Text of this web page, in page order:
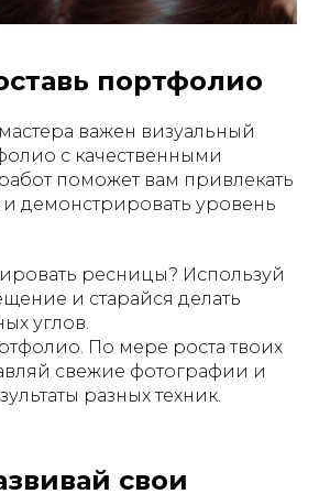
портфолио
важен визуальный
с качественными
поможет вам привлекать
демонстрировать уровень
ресницы? Используй
и старайся делать
углов.
По мере роста твоих
свежие фотографии и
разных техник.
свои